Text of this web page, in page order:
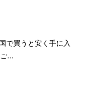
で買うと安く手に入
...